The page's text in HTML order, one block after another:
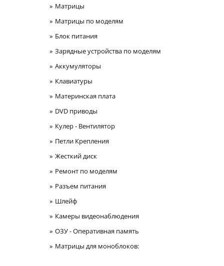
Матрицы
Матрицы по моделям
Блок питания
Зарядные устройства по моделям
Аккумуляторы
Клавиатуры
Материнская плата
DVD приводы
Кулер - Вентилятор
Петли Крепления
Жесткий диск
Ремонт по моделям
Разъем питания
Шлейф
Камеры видеонаблюдения
ОЗУ - Оперативная память
Матрицы для моноблоков: